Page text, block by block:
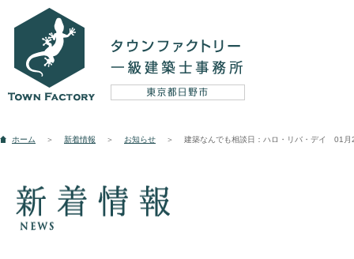
設計実例
新築 リフォーム
ホーム ＞ 新着情報 ＞ お知らせ ＞ 建築なんでも相談日：ハロ・リバ・デイ 01月